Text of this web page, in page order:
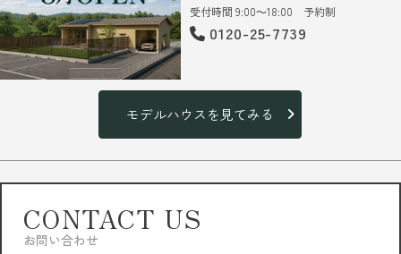
受付時間 9:00～18:00 予約制
0120-25-7739
モデルハウスを見てみる
CONTACT US
お問い合わせ